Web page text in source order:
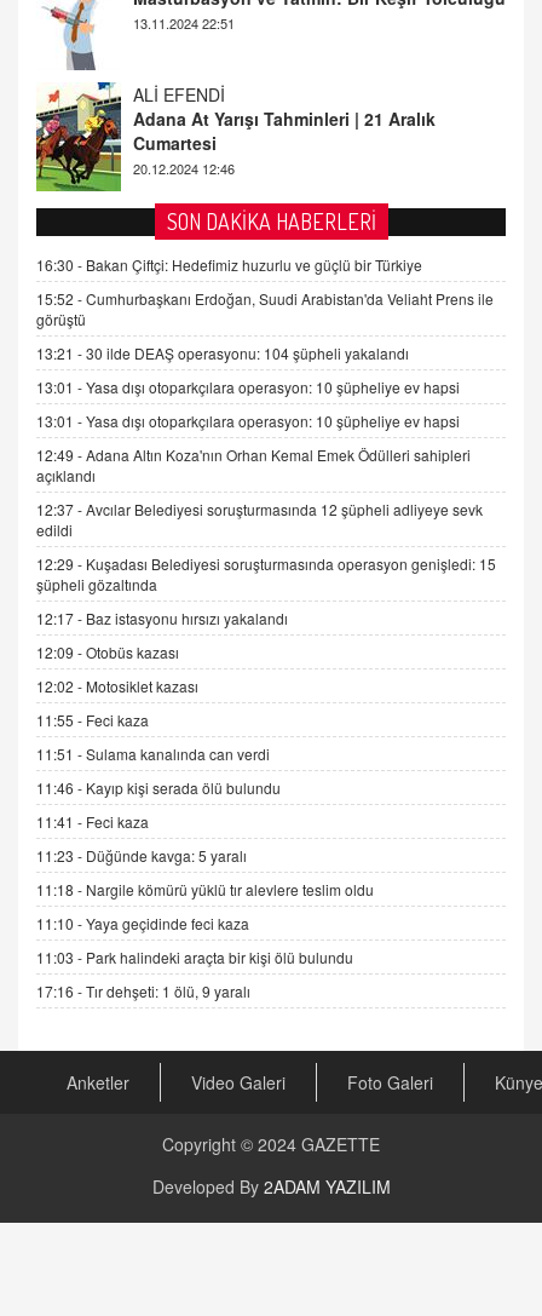
13.11.2024 22:51
ALİ EFENDİ
Adana At Yarışı Tahminleri | 21 Aralık
Cumartesi
TUTKUNUN PERİSİ
Sağlıklı Bir Cinsel Yaşam ile İlgili Bilinmesi
08.11.2024 13:16
Tezkere Onaylanmasaydı…
2 Kasım 2021 Salı 00:11
AV. DOĞAN CAN DOĞAN
Kişisel verilerin korunması ve dijital hukukun
gelişimi
15.09.2025 16:17
SEHER EREK
Kış Ayları Geldi, Hangi Önlemler Alınmalı?
9.12.2025 10:11
İNCİ GÜL AKÖL
Trump Keşke Adana'yı da Ziyaret Etse...
06.07.2026 13:00
ADEM AKÖL
Esed Destekçilerinin Yüzüne Vurulan Şamar:
Sednaya
11.12.2024 12:30
DR. EKREM ASLAN
Gerçek Ne, Algı Ne? "Beraber Yürüyoruz"
Cümlesinin Peşinden
19.07.2025 12:45
GÖNÜL MENEKŞE
Şifacının Yolu
04.11.2025 12:56
Kira Uyuşmazlıklarında Dava Açmadan Önce
Arabulucuya Başvuru Şartı
SON DAKİKA HABERLERİ
16:30 - Bakan Çiftçi: Hedefimiz huzurlu ve güçlü bir Türkiye
15:52 -Cumhurbaşkanı Erdoğan, Suudi Arabistan'da Veliaht Prens ile
görüştü
13:21 -30 ilde DEAŞ operasyonu: 104 şüpheli yakalandı
13:01 -Yasa dışı otoparkçılara operasyon: 10 şüpheliye ev hapsi
13:01 -Yasa dışı otoparkçılara operasyon: 10 şüpheliye ev hapsi
12:49 -Adana Altın Koza'nın Orhan Kemal Emek Ödülleri sahipleri
açıklandı
12:37 -Avcılar Belediyesi soruşturmasında 12 şüpheli adliyeye sevk
edildi
12:29 - Kuşadası Belediyesi soruşturmasında operasyon genişledi: 15
şüpheli gözaltında
12:17 - Baz istasyonu hırsızı yakalandı
12:09 -Otobüs kazası
12:02 - Motosiklet kazası
11:55 - Feci kaza
11:51 -Sulama kanalında can verdi
11:46 - Kayıp kişi serada ölü bulundu
11:41 - Feci kaza
11:23 - Düğünde kavga: 5 yaralı
11:18 - Nargile kömürü yüklü tır alevlere teslim oldu
11:10 -Yaya geçidinde feci kaza
11:03 - Park halindeki araçta bir kişi ölü bulundu
17:16 -Tır dehşeti: 1 ölü, 9 yaralı
Anketler Video Galeri Foto Galeri Künye
Copyright © 2024 GAZETTE
Developed By 2ADAM YAZILIM